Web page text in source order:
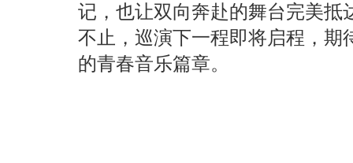
记，也让双向奔赴的舞台完美抵
不止，巡演下一程即将启程，期
的青春音乐篇章。